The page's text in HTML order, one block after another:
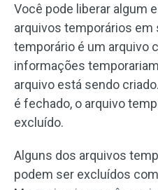
Você pode liberar algum
arquivos temporários em
temporário é um arquivo
informações
arquivo está sendo
é fechado, o arquivo
excluído.
Alguns dos arquivos
podem ser excluídos